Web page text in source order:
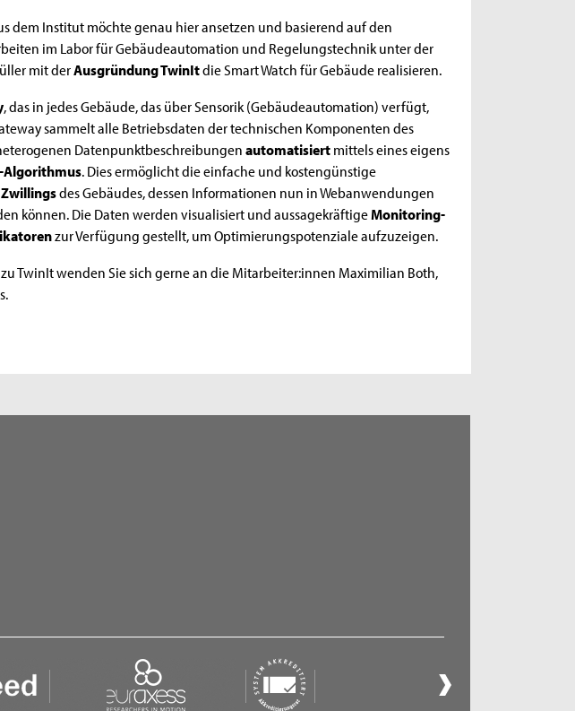
dem Institut möchte genau hier ansetzen und basierend auf den
im Labor für Gebäudeautomation und Regelungstechnik unter der
mit derAusgründung TwinItdie Smart Watch für Gebäude realisieren.
, das in jedes Gebäude, das über Sensorik (Gebäudeautomation) verfügt,
sammelt alle Betriebsdaten der technischen Komponenten des
Datenpunktbeschreibungenautomatisiertmittels eines eigens
Algorithmus. Dies ermöglicht die einfache und kostengünstige
des Gebäudes, dessen Informationen nun in Webanwendungen
können. Die Daten werden visualisiert und aussagekräftigeMonitoring-
zur Verfügung gestellt, um Optimierungspotenziale aufzuzeigen.
TwinIt wenden Sie sich gerne an die Mitarbeiter:innen Maximilian Both,